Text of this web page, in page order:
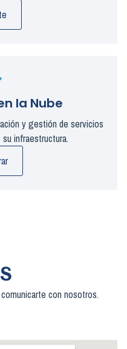
la Nube
y gestión de servicios
infraestructura.
con nosotros.